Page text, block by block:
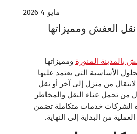
مايو 4 2026
العفش ومميزاتها
المنورة ومميزاتها
الأساسية التي يعتمد عليها
الانتقال من منزل إلى آخر أو نقل
من تحمل عناء النقل والمخاطر
الشركات خدمات متكاملة تضمن
من البداية إلى النهاية.